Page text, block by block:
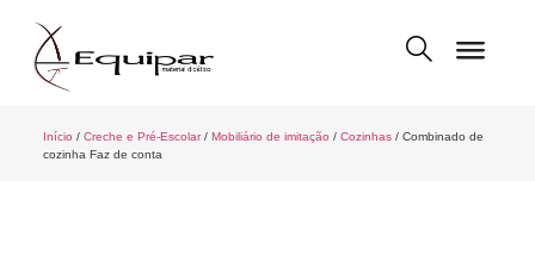
Início / Creche e Pré-Escolar/ Mobiliário de imitação / Cozinhas/ Combinado de
cozinha Faz de conta